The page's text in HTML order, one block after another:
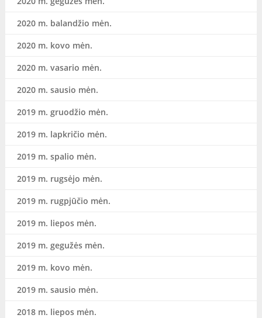
2020 m. balandžio mėn.
2020 m. kovo mėn.
2020 m. vasario mėn.
2020 m. sausio mėn.
2019 m. gruodžio mėn.
2019 m. lapkričio mėn.
2019 m. spalio mėn.
2019 m. rugsėjo mėn.
2019 m. rugpjūčio mėn.
2019 m. liepos mėn.
2019 m. gegužės mėn.
2019 m. kovo mėn.
2019 m. sausio mėn.
2018 m. liepos mėn.